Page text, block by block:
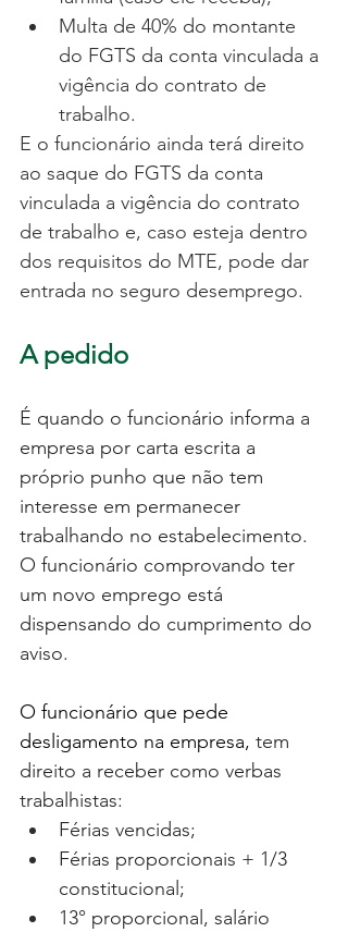
Multa de 40% do montante
do FGTS da conta vinculada a
vigência do contrato de
trabalho.
E o funcionário ainda terá direito
ao saque do FGTS da conta
vinculada a vigência do contrato
de trabalho e, caso esteja dentro
dos requisitos do MTE, pode dar
entrada no seguro desemprego.
A pedido
É quando o funcionário informa a
empresa por carta escrita a
próprio punho que não tem
interesse em permanecer
trabalhando no estabelecimento.
O funcionário comprovando ter
um novo emprego está
dispensando do cumprimento do
aviso.
O funcionário que pede
desligamento na empresa, tem
direito a receber como verbas
trabalhistas:
Férias vencidas;
Férias proporcionais + 1/3
constitucional;
13° proporcional, salário